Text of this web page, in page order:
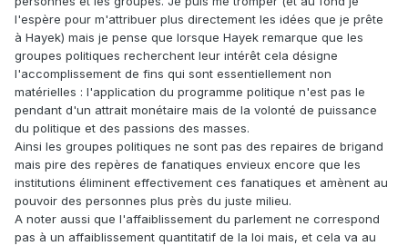
l'espère pour m'attribuer plus directement les idées que je prête
à Hayek) mais je pense que lorsque Hayek remarque que les
groupes politiques recherchent leur intérêt cela désigne
l'accomplissement de fins qui sont essentiellement non
matérielles : l'application du programme politique n'est pas le
pendant d'un attrait monétaire mais de la volonté de puissance
du politique et des passions des masses.
Ainsi les groupes politiques ne sont pas des repaires de brigand
mais pire des repères de fanatiques envieux encore que les
institutions éliminent effectivement ces fanatiques et amènent au
pouvoir des personnes plus près du juste milieu.
A noter aussi que l'affaiblissement du parlement ne correspond
pas à un affaiblissement quantitatif de la loi mais, et cela va au